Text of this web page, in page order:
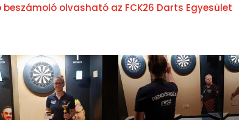
olvasható az FCK26 Darts Egyesület